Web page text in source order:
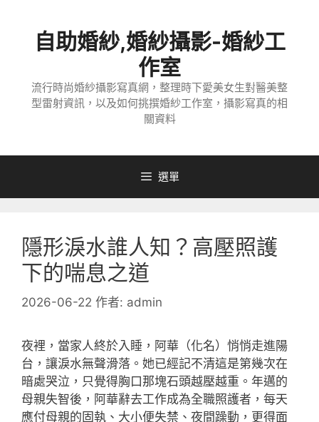
自助婚紗,婚紗攝影-婚紗工
作室
流行時尚婚紗攝影寫真網，整理時下愛美女生對醫美整
型雷射資訊，以及如何挑撰婚紗工作室，攝影寫真的相
關資料
選單
隱形淚水誰人知？高壓照護
下的喘息之道
2026-06-22 作者: admin
夜裡，當家人終於入睡，阿華（化名）悄悄走進陽
台，讓淚水無聲滑落。她已經記不清這是第幾次在
暗處哭泣，只覺得胸口那塊石頭越壓越重。年邁的
母親失智後，阿華辭去工作成為全職照護者，每天
應付母親的固執、大小便失禁、夜間躁動，更得面